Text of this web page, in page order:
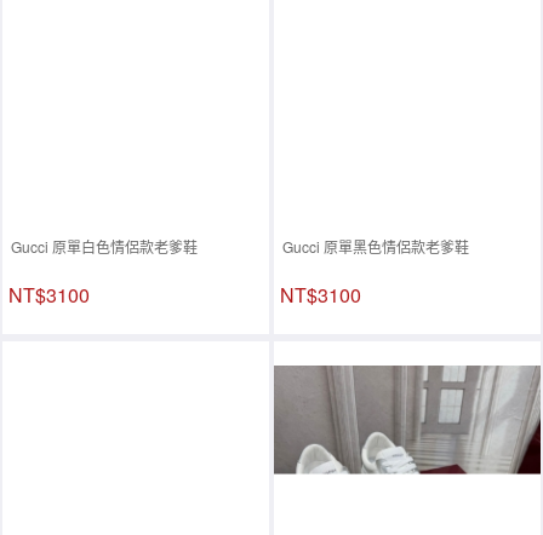
Gucci 原單白色情侶款老爹鞋
NT$3100
Gucci 原單黑色情侶款老爹鞋
NT$3100